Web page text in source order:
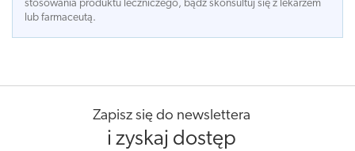
stosowania produktu leczniczego, bądź skonsultuj się z lekarzem
lub farmaceutą.
Zapisz się do newslettera
i zyskaj dostęp